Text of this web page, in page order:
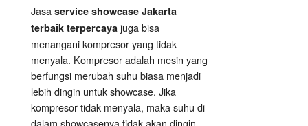
Jasa service showcase Jakarta
terbaik terpercaya juga bisa
menangani kompresor yang tidak
menyala. Kompresor adalah mesin yang
berfungsi merubah suhu biasa menjadi
lebih dingin untuk showcase. Jika
kompresor tidak menyala, maka suhu di
dalam showcasenya tidak akan dingin.